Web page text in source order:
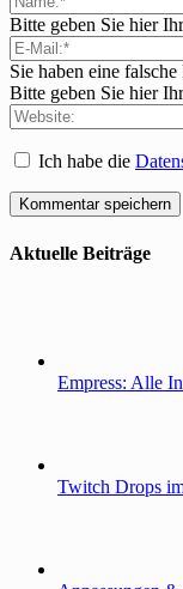
Bitte geben Sie hier
Sie haben eine
Bitte geben Sie hier
Ich habe die
Aktuelle Beiträge
Empress: Alle
Twitch Drops